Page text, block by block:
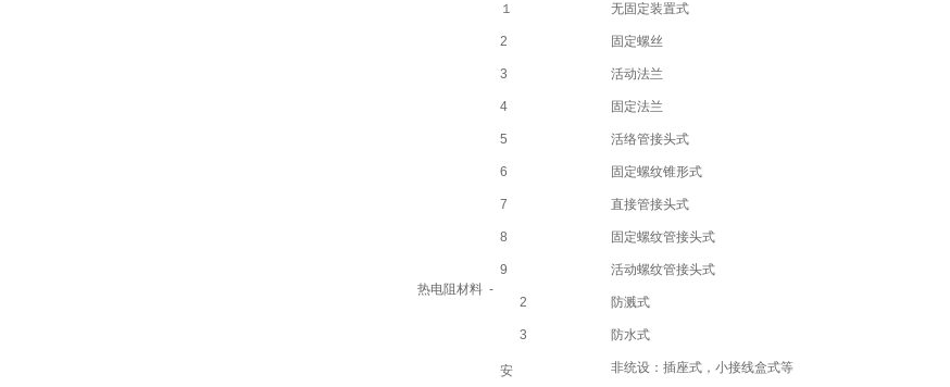
热电阻材料 -
１ 无固定装置式
2 固定螺丝
3 活动法兰
4 固定法兰
5 活络管接头式
6 固定螺纹锥形式
7 直接管接头式
8 固定螺纹管接头式
9 活动螺纹管接头式
安
2 防溅式
3 防水式
非统设：插座式，小接线盒式等